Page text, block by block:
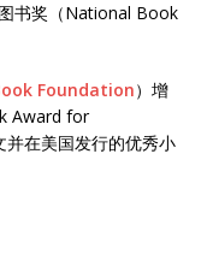
书奖（National Book
Foundation）增
Award for
在美国发行的优秀小